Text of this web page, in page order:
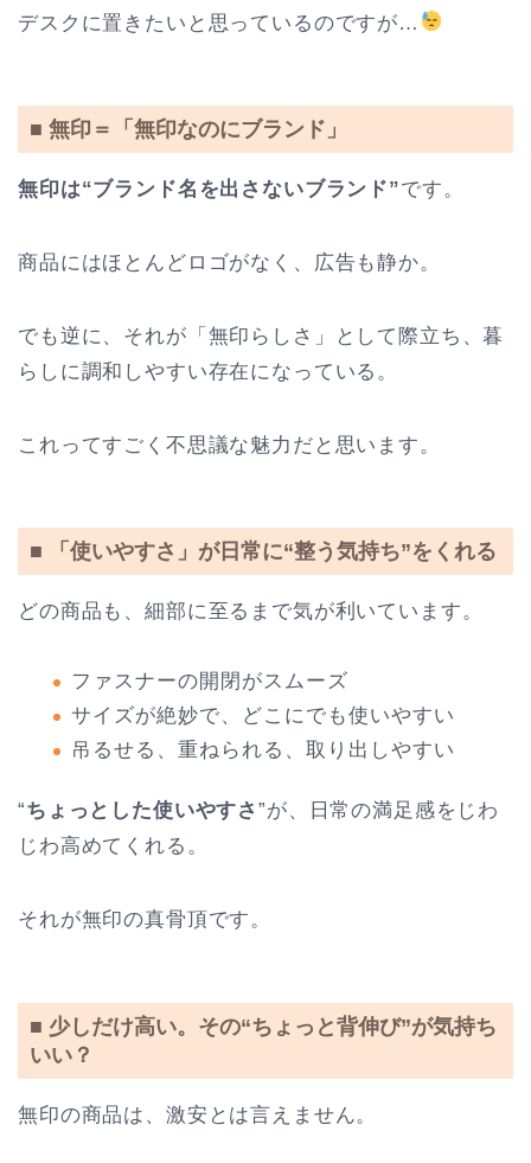
デスクに置きたいと思っているのですが…
■ 無印＝「無印なのにブランド」
無印は“ブランド名を出さないブランド”です。
商品にはほとんどロゴがなく、広告も静か。
でも逆に、それが「無印らしさ」として際立ち、暮
らしに調和しやすい存在になっている。
これってすごく不思議な魅力だと思います。
■ 「使いやすさ」が日常に“整う気持ち”をくれる
どの商品も、細部に至るまで気が利いています。
ファスナーの開閉がスムーズ
サイズが絶妙で、どこにでも使いやすい
吊るせる、重ねられる、取り出しやすい
“ちょっとした使いやすさ”が、日常の満足感をじわ
じわ高めてくれる。
それが無印の真骨頂です。
■ 少しだけ高い。その“ちょっと背伸び”が気持ち
いい？
無印の商品は、激安とは言えません。